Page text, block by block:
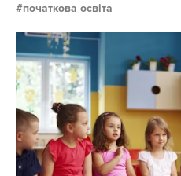
початкова освіта